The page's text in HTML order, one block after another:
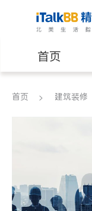
首页
医生
养老
首页 建筑装修